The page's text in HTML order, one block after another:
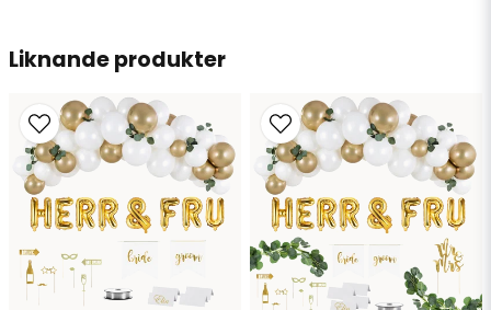
Skicka fråga
Liknande produkter